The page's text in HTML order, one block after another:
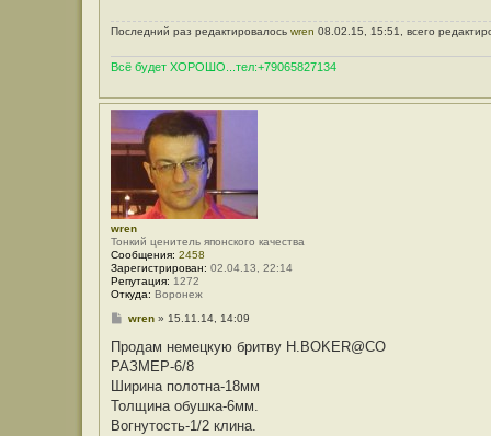
Последний раз редактировалось wren 08.02.15, 15:51, всего
Всё будет ХОРОШО...тел:+79065827134
wren
Тонкий ценитель японского качества
Сообщения: 2458
Зарегистрирован: 02.04.13, 22:14
Репутация: 1272
Откуда: Воронеж
С
о
щ
е
и
е
wren» 15.11.14, 14:09
Продам немецкую бритву H.BOKER@CO
РАЗМЕР-6/8
Ширина полотна-18мм
Толщина обушка-6мм.
Вогнутость-1/2 клина.